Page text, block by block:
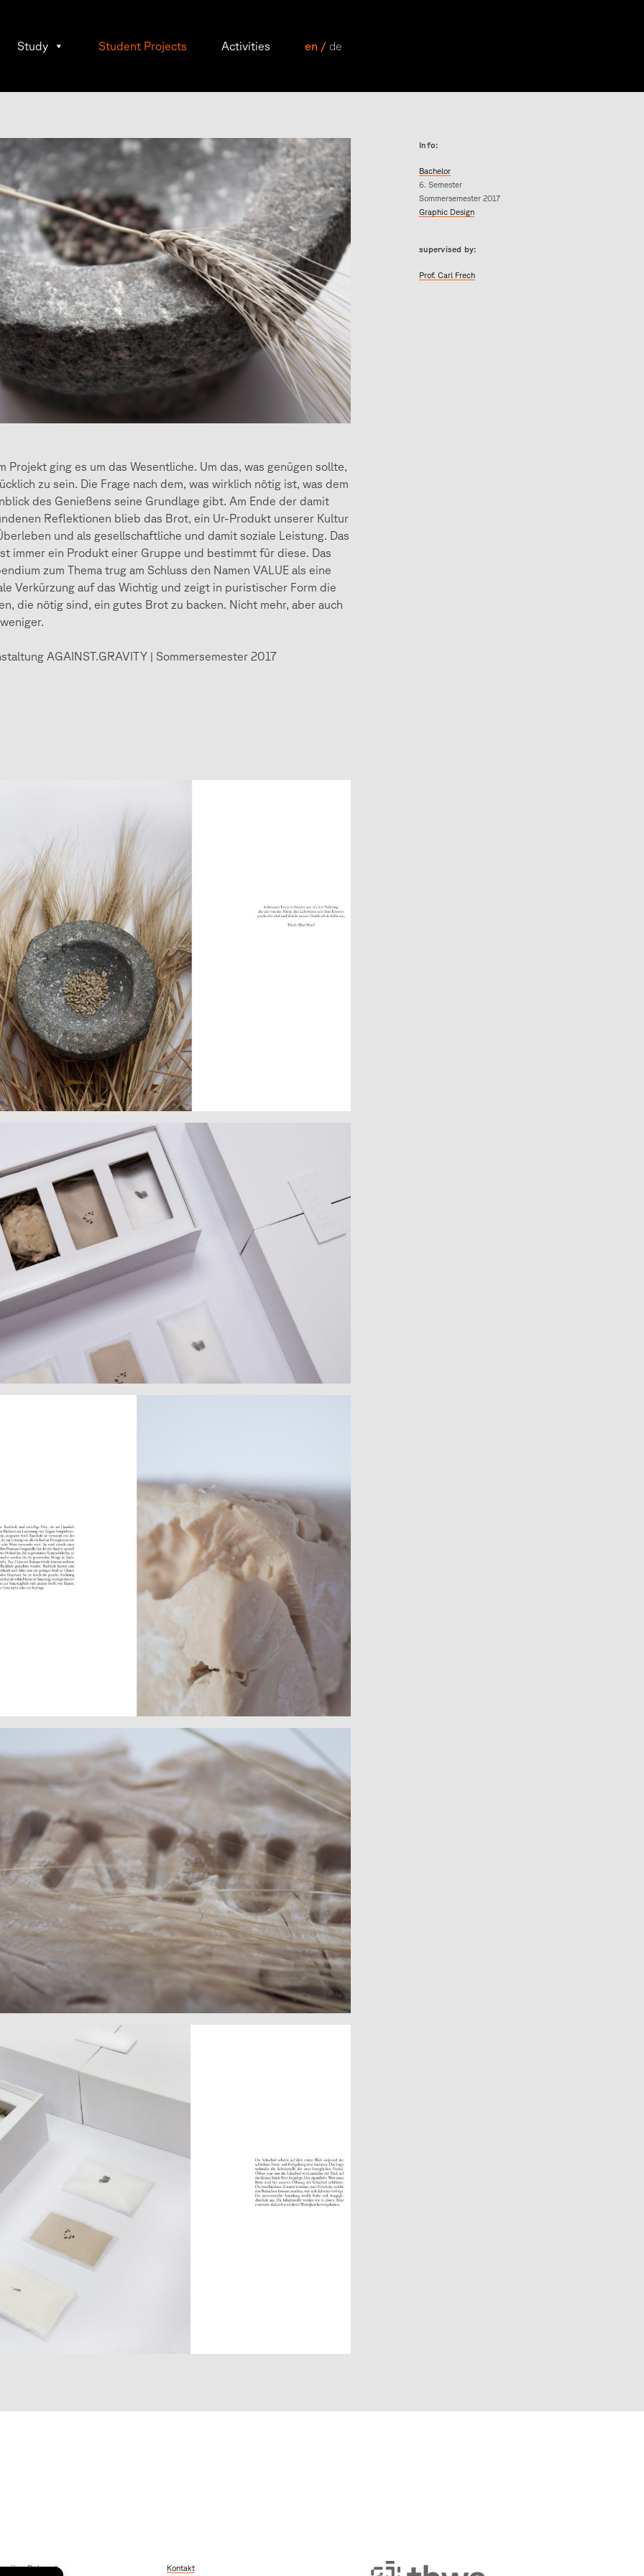
Study Student Projects Activities en / de
Projekt ging es um das Wesentliche. Um das, was genügen sollte,
zu sein. Die Frage nach dem, was wirklich nötig ist, was dem
des Genießens seine Grundlage gibt. Am Ende der damit
Reflektionen blieb das Brot, ein Ur-Produkt unserer Kultur
und als gesellschaftliche und damit soziale Leistung. Das
immer ein Produkt einer Gruppe und bestimmt für diese. Das
zum Thema trug am Schluss den Namen VALUE als eine
Verkürzung auf das Wichtig und zeigt in puristischer Form die
die nötig sind, ein gutes Brot zu backen. Nicht mehr, aber auch
AGAINST.GRAVITY | Sommersemester 2017
Info:
Bachelor
6. Semester
Sommersemester 2017
Graphic Design
supervised by:
Prof. Carl Frech
Dekanat Kontakt